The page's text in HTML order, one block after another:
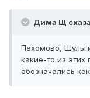
Дима Щ
Пахомово,
какие-то из этих
обозначались